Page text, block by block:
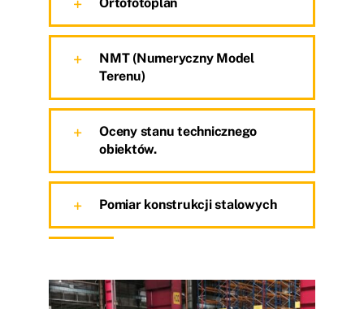
NMT (Numeryczny Model
Terenu)
Oceny stanu technicznego
obiektów.
Pomiar konstrukcji stalowych